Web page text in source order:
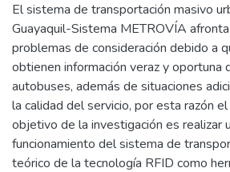
El sistema de transportación masivo
Guayaquil-Sistema METROVÍA afronta
problemas de consideración debido a
obtienen información veraz y oportuna
autobuses, además de situaciones
la calidad del servicio, por esta razón
objetivo de la investigación es realizar
funcionamiento del sistema de
teórico de la tecnología RFID como